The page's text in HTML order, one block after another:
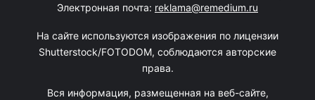
Электронная почта: reklama@remedium.ru
На сайте используются изображения по лицензии
Shutterstock/FOTODOM, соблюдаются авторские
права.
Вся информация, размещенная на веб-сайте,